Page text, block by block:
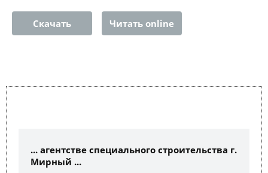
Скачать Читать online
... агентстве специального строительства г.
Мирный ...